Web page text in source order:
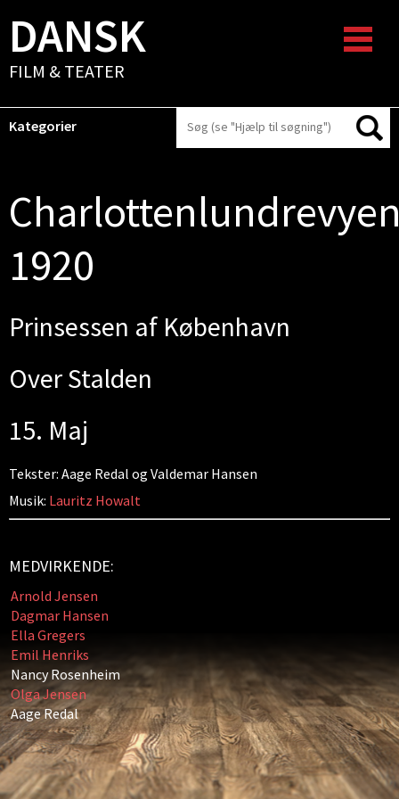
DANSK
FILM & TEATER
Kategorier
1920
Prinsessen af København
Over Stalden
15. Maj
Tekster: Aage Redal og Valdemar Hansen
Musik: Lauritz Howalt
MEDVIRKENDE:
Arnold Jensen
Dagmar Hansen
Ella Gregers
Emil Henriks
Nancy Rosenheim
Olga Jensen
Aage Redal